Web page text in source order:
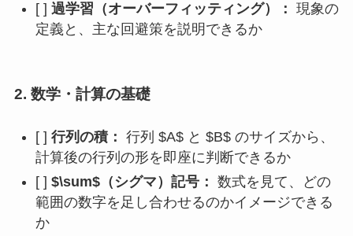
[ ] 過学習（オーバーフィッティング）： 現象の
定義と、主な回避策を説明できるか
2. 数学・計算の基礎
[ ] 行列の積： 行列 $A$ と $B$ のサイズから、
計算後の行列の形を即座に判断できるか
[ ] $\sum$（シグマ）記号： 数式を見て、どの
範囲の数字を足し合わせるのかイメージできる
か